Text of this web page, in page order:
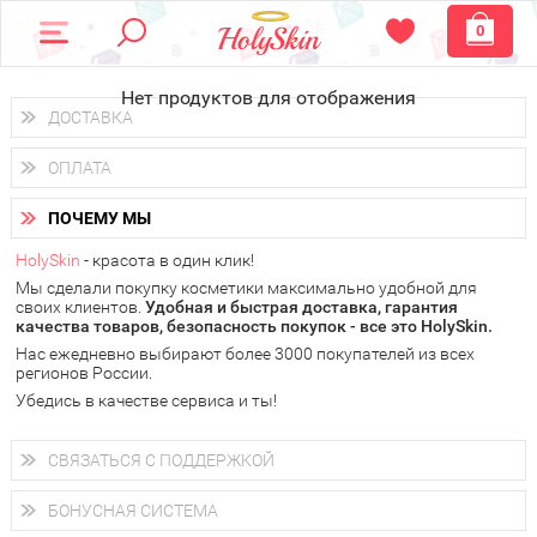
0
Нет продуктов для отображения
ДОСТАВКА
Доставка осуществляетсяпо всем городам России.
Вы можете выбрать доставку курьером, Почтой России или
получить заказ в пунктах выдачи PickPoint или пункте
самовывоза.
В 20 городах России доставка осуществляется ужена
следующий день.
у Вас всегда есть возможность получитьбесплатную
доставку от HolySkin.
подробнее об условиях доставки и оплаты в Вашем городе
ОПЛАТА
Вы можете оплатить свой заказ любым удобным способом:
наличными деньгами (
через интернет-банк (Альфа-банк, Сбербанк) и другими
электронными способами.
ПОЧЕМУ МЫ
HolySkin - красота в один клик!
Мы сделали покупку косметики максимально удобной для
своих клиентов. Удобная и быстрая доставка, гарантия
качества товаров, безопасность покупок - все это HolySkin.
Нас ежедневно выбирают более 3000 покупателей из всех
регионов России.
Убедись в качестве сервиса и ты!
СВЯЗАТЬСЯ С ПОДДЕРЖКОЙ
+7 (800) 707-24-55
Мы будем рады ответить на все Ваши вопросы по работе
магазина, проконсультировать по товарам, рассказать о
БОНУСНАЯ СИСТЕМА